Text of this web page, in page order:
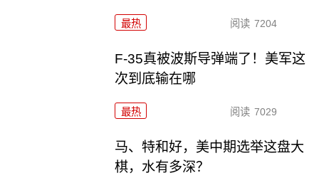
最热 阅读 7204
F-35真被波斯导弹端了！美军这
次到底输在哪
最热 阅读 7029
马、特和好，美中期选举这盘大
棋，水有多深？